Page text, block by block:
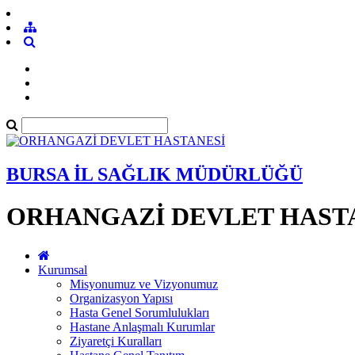
BURSA İL SAĞLIK MÜDÜRLÜĞÜ
ORHANGAZİ DEVLET
Kurumsal
Misyonumuz ve Vizyonumuz
Organizasyon Yapısı
Hasta Genel Sorumlulukları
Hastane Anlaşmalı Kurumlar
Ziyaretçi Kuralları